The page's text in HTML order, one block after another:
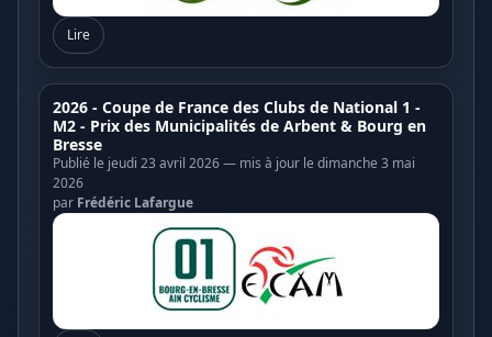
Lire
2026 - Coupe de France des Clubs de National 1 -
M2 - Prix des Municipalités de Arbent & Bourg en
Bresse
Publié le jeudi 23 avril 2026 — mis à jour le dimanche 3 mai
2026
par Frédéric Lafargue